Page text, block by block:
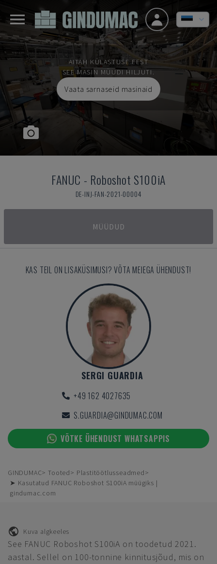
AITÄH KÜLASTUSE EEST
SEE MASIN MÜÜDI HILJUTI.
Vaata sarnaseid masinaid
FANUC - Roboshot S100iA
DE-INJ-FAN-2021-00004
MÜÜDUD
KAS TEIL ON LISAKÜSIMUSI? VÕTA MEIEGA ÜHENDUST!
SERGI GUARDIA
+49 162 4027635
S.GUARDIA@GINDUMAC.COM
VÕTKE ÜHENDUST WHATSAPPIS
GINDUMAC Tooted
Plastitöötlusseadmed
➤ Kasutatud FANUC Roboshot S100iA müügiks |
gindumac.com
Kuva algkeeles
See FANUC Roboshot S100iA on toodetud 2021.
aastal. Sellel on 100-tonnine kinnitusjõud, mis on